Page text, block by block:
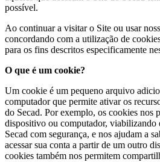
possível.
Ao continuar a visitar o Site ou usar
concordando com a utilização de
para os fins descritos especificamente
O que é um cookie?
Um cookie é um pequeno arquivo
computador que permite ativar os
do Secad. Por exemplo, os cookies nos
dispositivo ou computador, viabilizando
Secad com segurança, e nos ajudam a
acessar sua conta a partir de um outro
cookies também nos permitem